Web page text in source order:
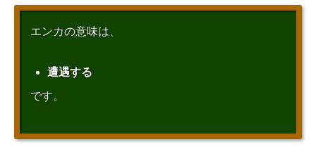
エンカの意味は、
遭遇する
です。